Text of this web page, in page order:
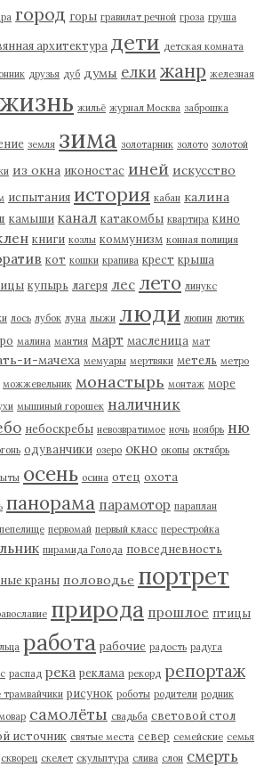
город горы гравилат речной гроза груша
архитектура дети детская комната
друзья дуб думы елки жанр железная
жизнь жильё журнал Москва заброшка
земля зима золотарник золото золотой
из окна иконостас иней искусство
испытания история кабан калина
камыши канал катакомбы квартира кино
книги козлы коммунизм конная полиция
кот кошки крапива крест крыша
купырь лагеря лес лето линукс
лось лубок луна лыжи люди люпин лютик
малина мантия март масленица мат
и-мачеха мемуары мертвяки метель метро
можжевельник монастырь монтаж море
мышиный горошек наличник
небоскребы невозвратимое ночь ноябрь ню
одуванчики озеро окно окопы октябрь
осень осина отец охота
панорама парамотор параплан
пепелище первомай первый класс перестройка
пирамида Голода повседневность
краны половодье портрет
природа прошлое птицы
работа рабочие радость радуга
распад река реклама рекорд репортаж
трамвайчики рисунок роботы родители родник
самолёты свадьба световой стол
источник святые места север семейские семья
скворец скелет скульптура слива слон смерть